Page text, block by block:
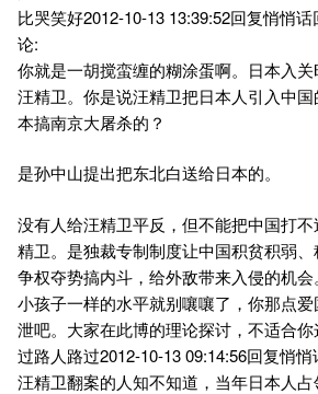
比哭笑好2012-10-13 13:39:52回复悄悄
论:
你就是一胡搅蛮缠的糊涂蛋啊。日本入
汪精卫。你是说汪精卫把日本人引入中
本搞南京大屠杀的？
是孙中山提出把东北白送给日本的。
没有人给汪精卫平反，但不能把中国打
精卫。是独裁专制制度让中国积贫积弱
争权夺势搞内斗，给外敌带来入侵的机
小孩子一样的水平就别嚷嚷了，你那点
泄吧。大家在此博的理论探讨，不适合你
过路人路过2012-10-13 09:14:56回复悄
汪精卫翻案的人知不知道，当年日本人